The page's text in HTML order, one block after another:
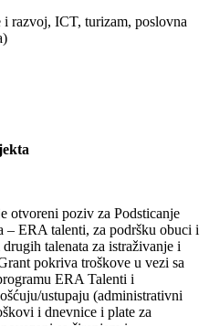
razvoj, ICT, turizam, poslovna
otvoreni poziv za Podsticanje
– ERA talenti, za podršku obuci i
talenata za istraživanje i
pokriva troškove u vezi sa
ERA Talenti i
ustupaju (administrativni
i dnevnice i plate za